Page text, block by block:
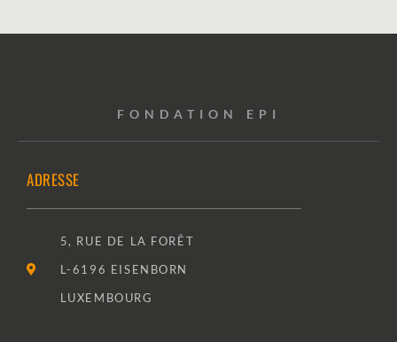
FONDATION EPI
ADRESSE
5, RUE DE LA FORÊT
L-6196 EISENBORN
LUXEMBOURG